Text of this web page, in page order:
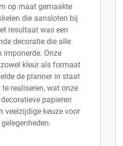
op maat gemaakte
die aansloten bij
resultaat was een
decoratie die alle
imponerde. Onze
kleur als formaat
de planner in staat
realiseren, wat onze
papieren
veelzijdige keuze voor